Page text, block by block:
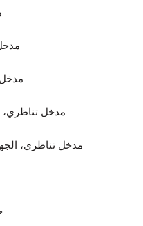
•
•
• مدخل
• مدخل تناظري، الجهد ±5 فولت، ±10 فولت